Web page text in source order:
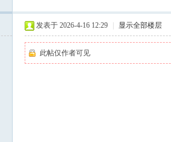
发表于 2026-4-16 12:29 显示全部楼层
此帖仅作者可见